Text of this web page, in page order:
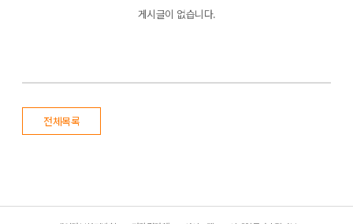
게시글이 없습니다.
전체목록